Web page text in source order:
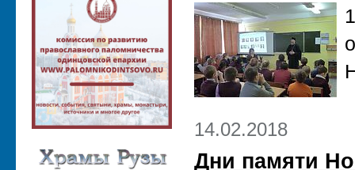
14.02.2018
Дни памяти